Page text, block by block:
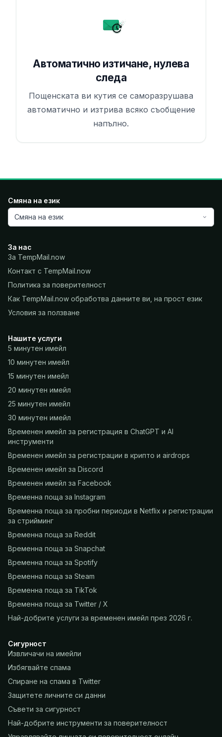
Автоматично изтичане, нулева
следа
Пощенската ви кутия се саморазрушава
автоматично и изтрива всяко съобщение
напълно.
Смяна на език
Смяна на език
За нас
За TempMail.now
Контакт с TempMail.now
Политика за поверителност
Как TempMail.now обработва данните ви, на прост език
Условия за ползване
Нашите услуги
5 минутен имейл
10 минутен имейл
15 минутен имейл
20 минутен имейл
25 минутен имейл
30 минутен имейл
Временен имейл за регистрация в ChatGPT и AI
инструменти
Временен имейл за регистрации в крипто и airdrops
Временен имейл за Discord
Временен имейл за Facebook
Временна поща за Instagram
Временна поща за пробни периоди в Netflix и регистрации
за стрийминг
Временна поща за Reddit
Временна поща за Snapchat
Временна поща за Spotify
Временна поща за Steam
Временна поща за TikTok
Временна поща за Twitter / X
Най-добрите услуги за временен имейл през 2026 г.
Сигурност
Извличачи на имейли
Избягвайте спама
Спиране на спама в Twitter
Защитете личните си данни
Съвети за сигурност
Най-добрите инструменти за поверителност